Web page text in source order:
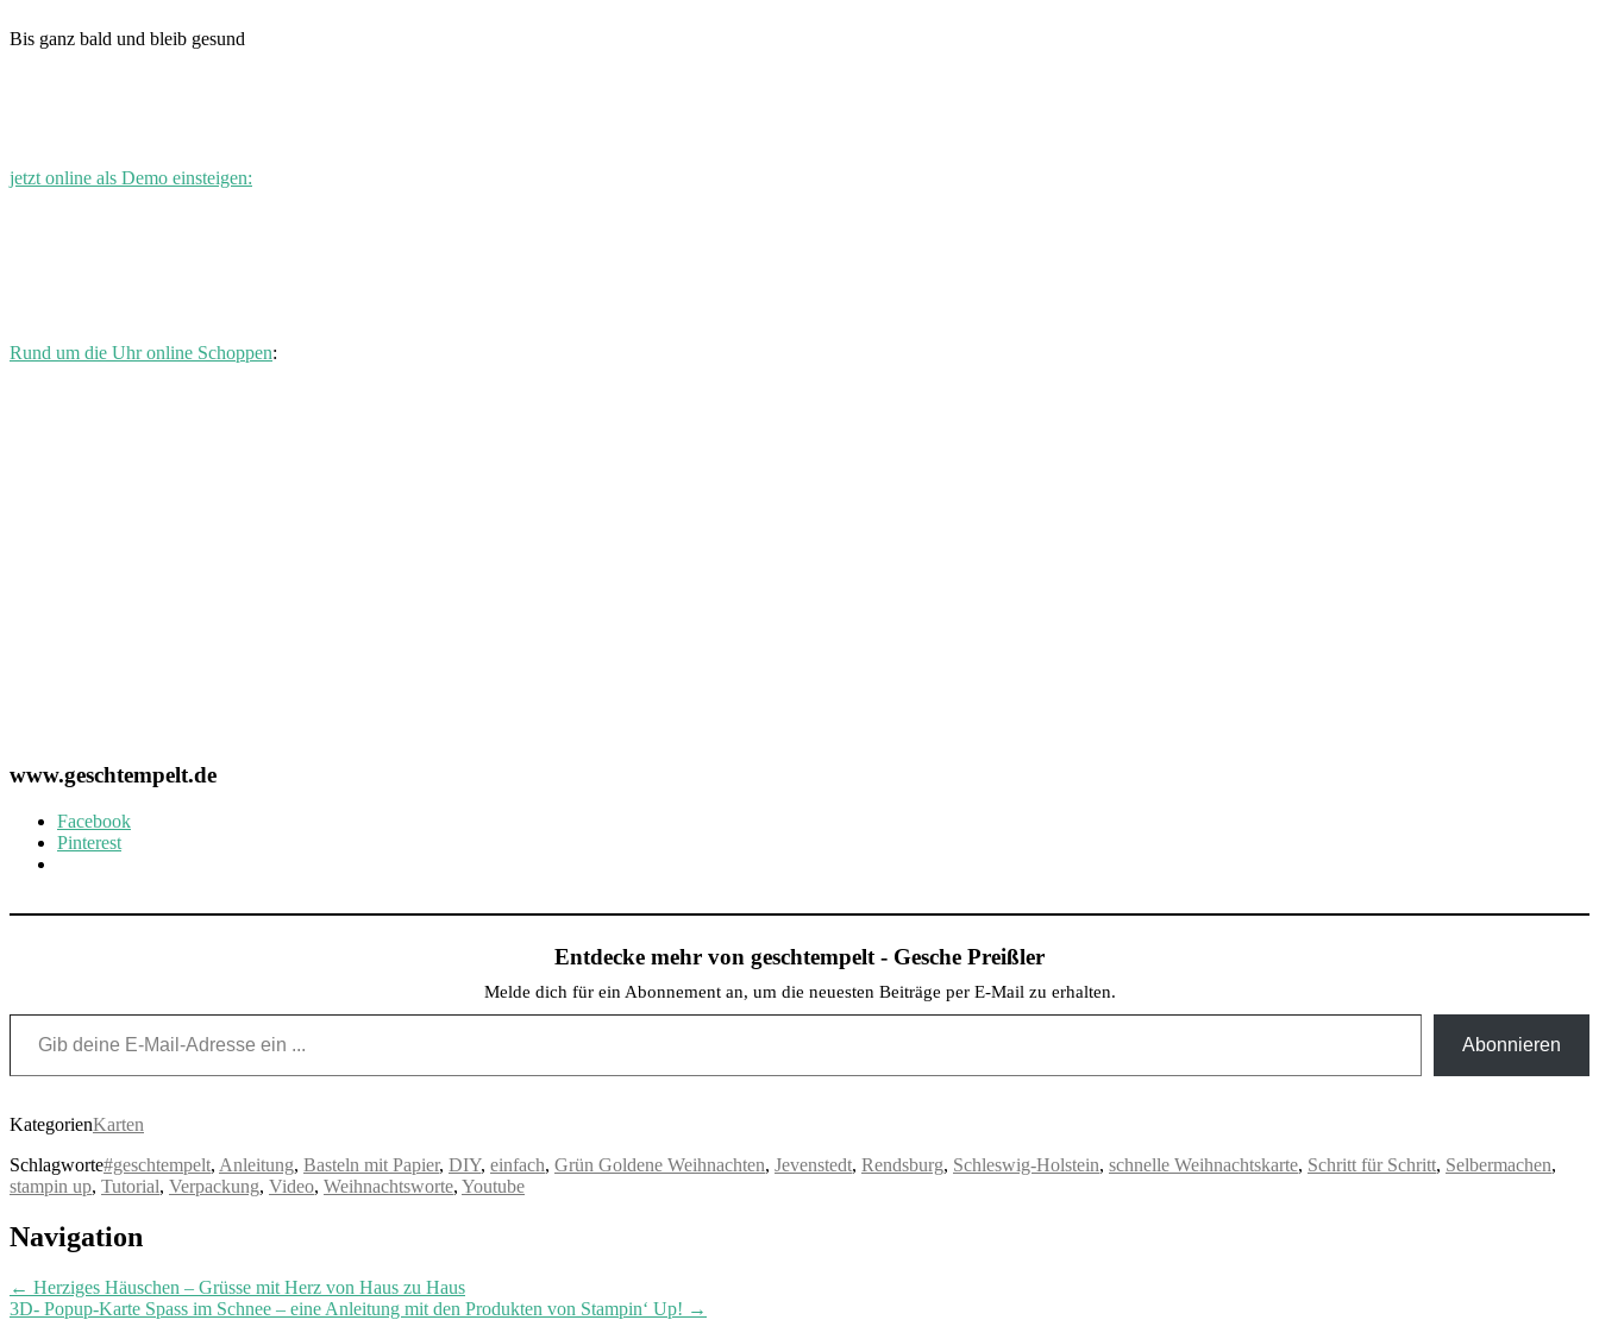
Bis ganz bald und bleib gesund
jetzt online als Demo einsteigen:
Rund um die Uhr online Schoppen:
www.geschtempelt.de
Facebook
Pinterest
Entdecke mehr von geschtempelt - Gesche Preißler
Melde dich für ein Abonnement an, um die neuesten Beiträge per E-Mail zu erhalten.
Gib deine E-Mail-Adresse ein ...
Abonnieren
KategorienKarten
Schlagworte#geschtempelt, Anleitung, Basteln mit Papier, DIY, einfach, Grün Goldene Weihnachten, Jevenstedt, Rendsburg, Schleswig-Holstein, schnelle Weihnachtskarte, Schritt für Schritt, Selbermachen,
stampin up, Tutorial, Verpackung, Video, Weihnachtsworte, Youtube
Post
Navigation
← Herziges Häuschen – Grüsse mit Herz von Haus zu Haus
3D- Popup-Karte Spass im Schnee – eine Anleitung mit den Produkten von Stampin‘ Up! →